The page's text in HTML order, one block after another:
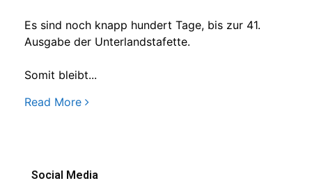
Es sind noch knapp hundert Tage, bis zur 41.
Ausgabe der Unterlandstafette.
Somit bleibt...
Read More
Social Media